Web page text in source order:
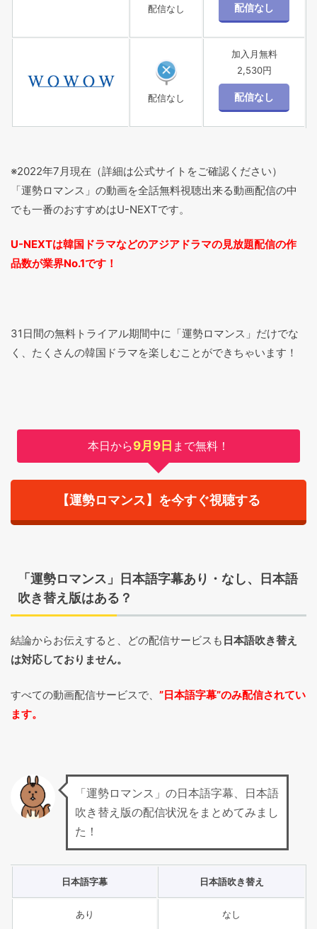
配信なし
配信なし
加入月無料
2,530円
※2022年7月現在（詳細は公式サイトをご確認ください）
「運勢ロマンス」の動画を全話無料視聴出来る動画配信の中
でも一番のおすすめはU-NEXTです。
U-NEXTは韓国ドラマなどのアジアドラマの見放題配信の作
品数が業界No.1です！
31日間の無料トライアル期間中に「運勢ロマンス」だけでな
く、たくさんの韓国ドラマを楽しむことができちゃいます！
本日から9月9日 まで無料！
【運勢ロマンス】を今すぐ視聴する
「運勢ロマンス」日本語字幕あり・なし、日本語
吹き替え版はある？
結論からお伝えすると、どの配信サービスも 日本語吹き替え
は対応しておりません。
すべての動画配信サービスで、 ”日本語字幕”のみ配信されてい
ます。
「運勢ロマンス」の日本語字幕、日本語
吹き替え版の配信状況をまとめてみまし
た！
日本語字幕 日本語吹き替え
あり なし